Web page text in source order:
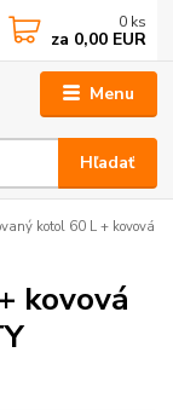
Menu
Hľadať
0 ks
za 0,00 EUR
kotol 60 L + kovová
kovová